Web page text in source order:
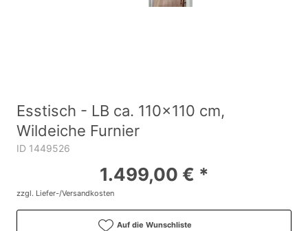
Esstisch - LB ca. 110x110 cm,
Wildeiche Furnier
ID 1449526
1.499,00 € *
zzgl. Liefer-/Versandkosten
Auf die Wunschliste